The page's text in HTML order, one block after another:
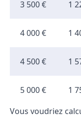
3 500 € 1
4 000 € 1
4 500 €
1
5 000 €
1
Vous voudriez